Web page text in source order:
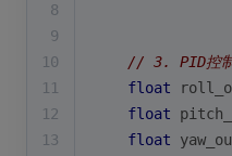
8
9
10
// 3. PID控
11
float
12
float
13
float